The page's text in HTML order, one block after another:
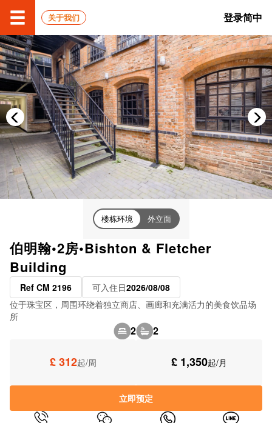
关于我们 登录简中
楼栋环境 外立面
伯明翰•2房•Bishton & Fletcher
Building
Ref CM 2196 可入住日2026/08/08
位于珠宝区，周围环绕着独立商店、画廊和充满活力的美食饮品场
所
2 2
£ 312起/周 £ 1,350起/月
立即预定